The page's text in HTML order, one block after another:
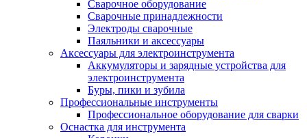
Сварочное оборудование
Сварочные принадлежности
Электроды сварочные
Паяльники и аксессуары
Аксессуары для электроинструмента
Аккумуляторы и зарядные устройства для
электроинструмента
Буры, пики и зубила
Профессиональные инструменты
Профессиональное оборудование для сварки
Оснастка для инструмента